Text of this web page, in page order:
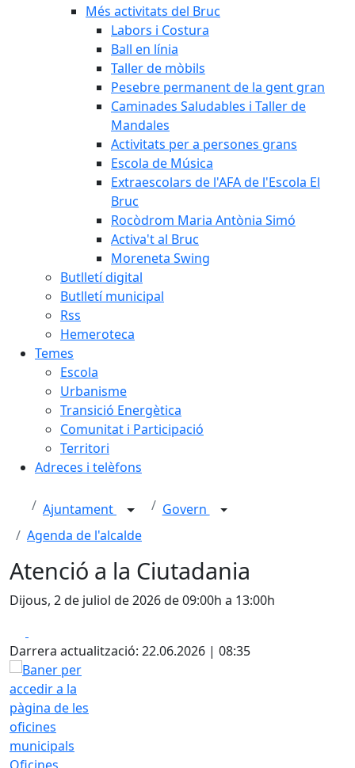
Més activitats del Bruc
Labors i Costura
Ball en línia
Taller de mòbils
Pesebre permanent de la gent gran
Caminades Saludables i Taller de
Mandales
Activitats per a persones grans
Escola de Música
Extraescolars de l'AFA de l'Escola El
Bruc
Rocòdrom Maria Antònia Simó
Activa't al Bruc
Moreneta Swing
Butlletí digital
Butlletí municipal
Rss
Hemeroteca
Temes
Escola
Urbanisme
Transició Energètica
Comunitat i Participació
Territori
Adreces i telèfons
Ajuntament
Govern
Agenda de l'alcalde
Atenció a la Ciutadania
Dijous, 2 de juliol de 2026 de 09:00h a 13:00h
Darrera actualització: 22.06.2026 | 08:35